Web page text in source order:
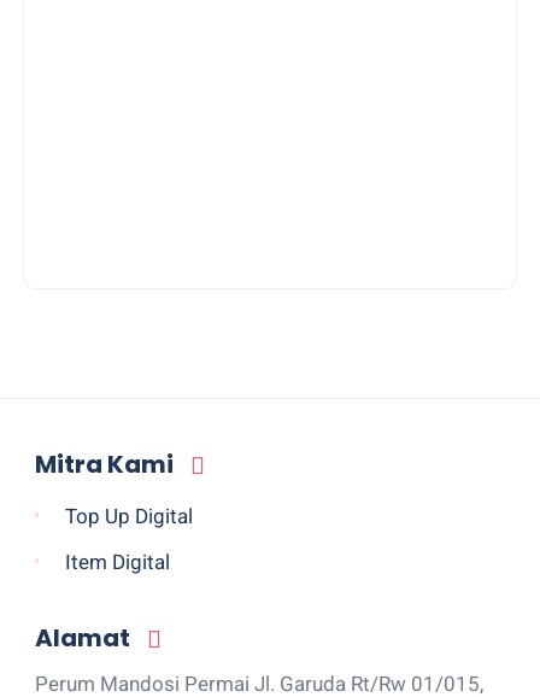
Mitra Kami
Top Up Digital
Item Digital
Alamat
Perum Mandosi Permai Jl. Garuda Rt/Rw 01/015,